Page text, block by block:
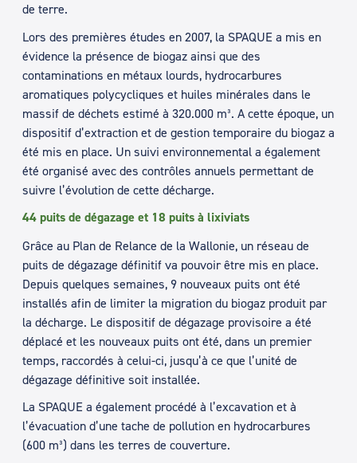
de terre.
Lors des premières études en 2007, la SPAQUE a mis en
évidence la présence de biogaz ainsi que des
contaminations en métaux lourds, hydrocarbures
aromatiques polycycliques et huiles minérales dans le
massif de déchets estimé à 320.000 m³. A cette époque, un
dispositif d’extraction et de gestion temporaire du biogaz a
été mis en place. Un suivi environnemental a également
été organisé avec des contrôles annuels permettant de
suivre l’évolution de cette décharge.
44 puits de dégazage et 18 puits à lixiviats
Grâce au Plan de Relance de la Wallonie, un réseau de
puits de dégazage définitif va pouvoir être mis en place.
Depuis quelques semaines, 9 nouveaux puits ont été
installés afin de limiter la migration du biogaz produit par
la décharge. Le dispositif de dégazage provisoire a été
déplacé et les nouveaux puits ont été, dans un premier
temps, raccordés à celui-ci, jusqu’à ce que l’unité de
dégazage définitive soit installée.
La SPAQUE a également procédé à l’excavation et à
l’évacuation d’une tache de pollution en hydrocarbures
(600 m³) dans les terres de couverture.